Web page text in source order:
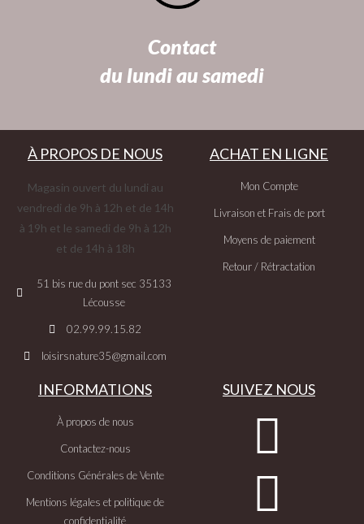
Contact
du lundi au samedi
À PROPOS DE NOUS
Magasin ouvert du lundi au
vendredi de 9h à 12h et de 14h
à 19h et le samedi de 9h à 12h
et de 14h à 18h
51 bis rue du pont sec 35133
Lécousse
02.99.99.15.82
loisirsnature35@gmail.com
ACHAT EN LIGNE
Mon Compte
Livraison et Frais de port
Moyens de paiement
Retour / Rétractation
INFORMATIONS
À propos de nous
Contactez-nous
Conditions Générales de Vente
Mentions légales et politique de
confidentialité
SUIVEZ NOUS